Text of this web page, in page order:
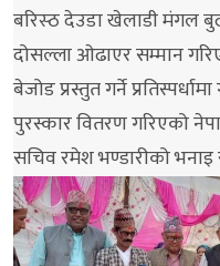
बरिस्ठ देउडा खेलाडी मंगल
दोसल्ला ओढाएर सम्मान
बेजोड प्रस्तुत गर्ने
पुरस्कार वितरण गरिएको
सचिव रमेश भण्डारीको